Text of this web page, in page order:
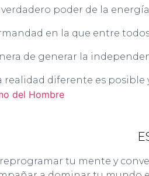
poder de la
en la que entre
de generar la
realidad diferente es
del Hombre
reprogramar tu mente y